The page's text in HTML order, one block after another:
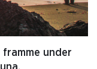
under